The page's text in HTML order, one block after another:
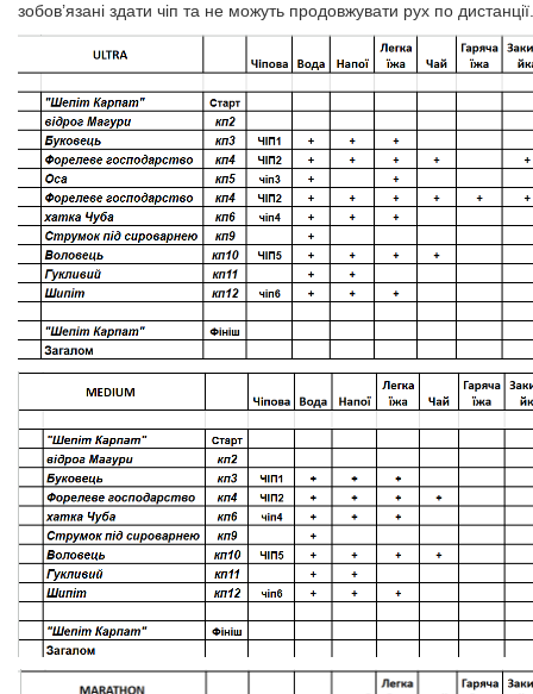
зобов’язані здати чіп та не можуть продовжувати рух по дистанції.